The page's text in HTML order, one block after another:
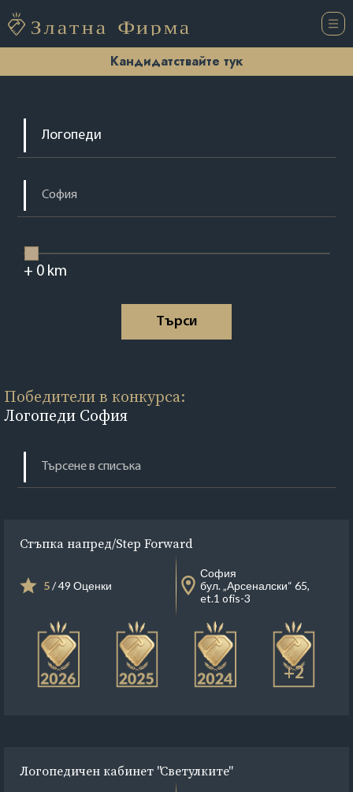
Кандидатствайте тук
+ 0km
Tърси
Победители в конкурса:
Логопеди София
Стъпка напред/Step Forward
5/ 49 Оценки
София
бул. „Арсеналски“ 65,
et.1 ofis-3
+2
Логопедичен кабинет "Светулките"